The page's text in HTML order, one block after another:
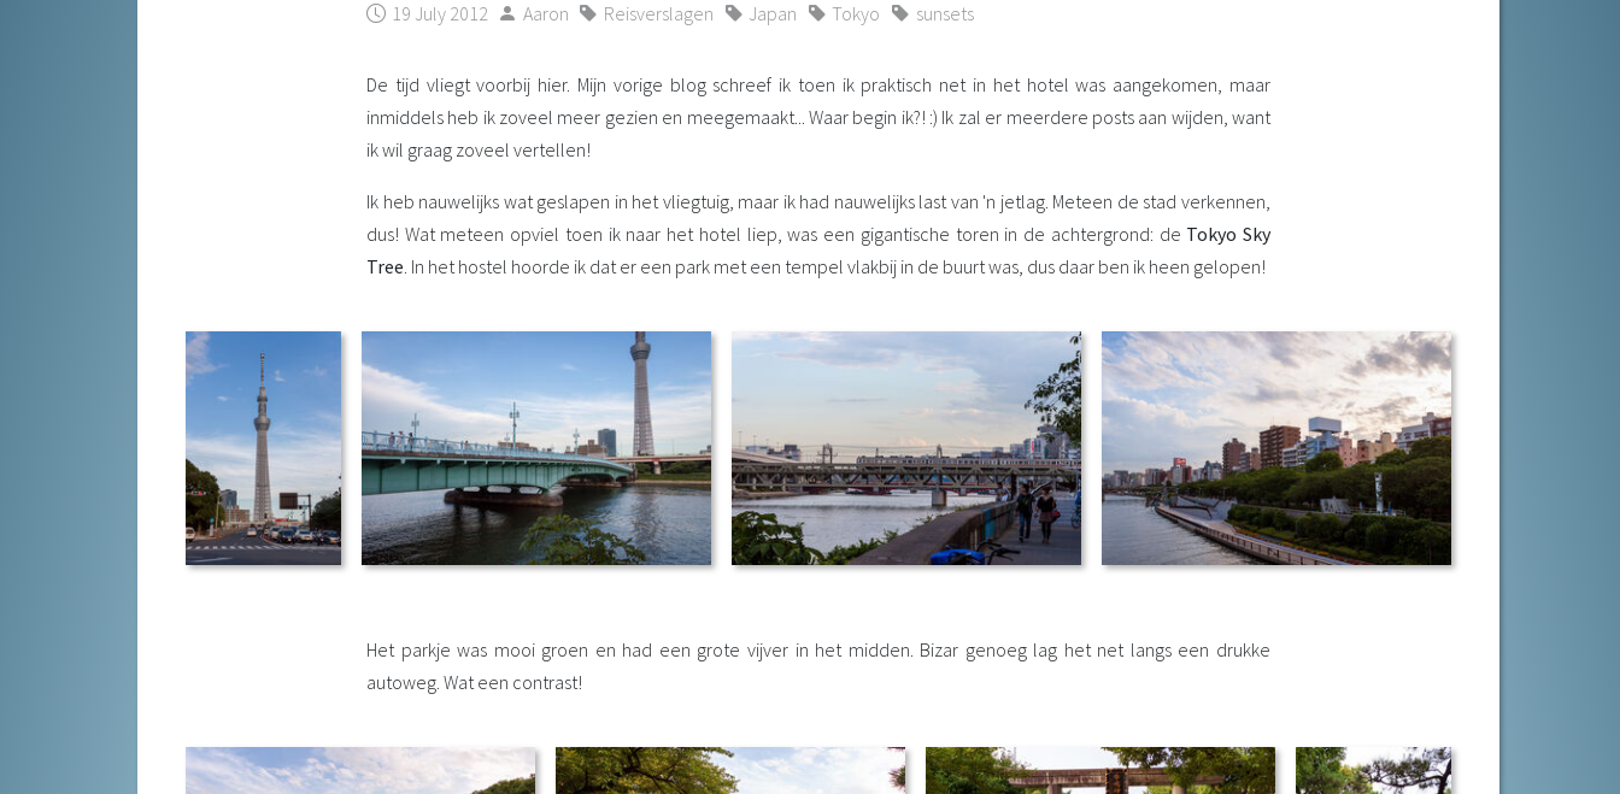
19 July 2012 Aaron Reisverslagen Japan Tokyo sunsets
De tijd vliegt voorbij hier. Mijn vorige blog schreef ik toen ik praktisch net in het hotel was aangekomen, maar
inmiddels heb ik zoveel meer gezien en meegemaakt... Waar begin ik?! :) Ik zal er meerdere posts aan wijden, want
ik wil graag zoveel vertellen!
Ik heb nauwelijks wat geslapen in het vliegtuig, maar ik had nauwelijks last van 'n jetlag. Meteen de stad verkennen,
dus! Wat meteen opviel toen ik naar het hotel liep, was een gigantische toren in de achtergrond: de Tokyo Sky
Tree. In het hostel hoorde ik dat er een park met een tempel vlakbij in de buurt was, dus daar ben ik heen gelopen!
Het parkje was mooi groen en had een grote vijver in het midden. Bizar genoeg lag het net langs een drukke
autoweg. Wat een contrast!